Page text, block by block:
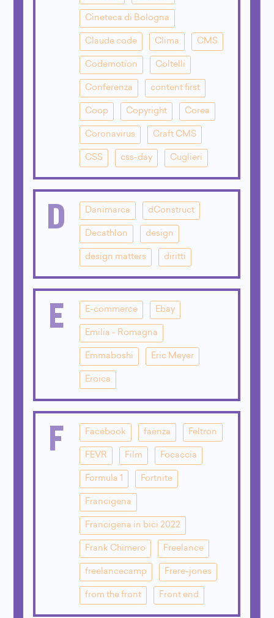
Cineteca di Bologna
Claude code Clima CMS
Codemotion Coltelli
Conferenza content first
Coop Copyright Corea
Coronavirus Craft CMS
CSS css-day Cuglieri
D Danimarca dConstruct
Decathlon design
design matters diritti
E E-commerce Ebay
Emilia - Romagna
Emmaboshi Eric Meyer
Eroica
F Facebook faenza Feltron
FEVR Film Focaccia
Formula 1 Fortnite
Francigena
Francigena in bici 2022
Frank Chimero Freelance
freelancecamp Frere-jones
from the front Front end